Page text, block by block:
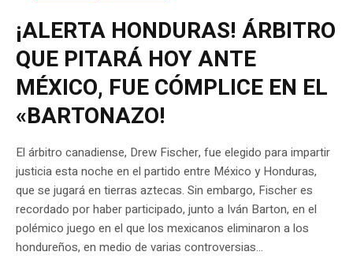
¡ALERTA HONDURAS! ÁRBITRO
QUE PITARÁ HOY ANTE
MÉXICO, FUE CÓMPLICE EN EL
«BARTONAZO!
El árbitro canadiense, Drew Fischer, fue elegido para impartir
justicia esta noche en el partido entre México y Honduras,
que se jugará en tierras aztecas. Sin embargo, Fischer es
recordado por haber participado, junto a Iván Barton, en el
polémico juego en el que los mexicanos eliminaron a los
hondureños, en medio de varias controversias...